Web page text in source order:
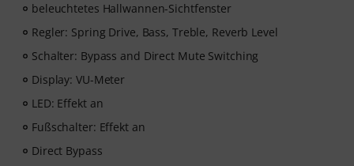
beleuchtetes Hallwannen-Sichtfenster
Regler: Spring Drive, Bass, Treble, Reverb Level
Schalter: Bypass and Direct Mute Switching
Display: VU-Meter
LED: Effekt an
Fußschalter: Effekt an
Direct Bypass